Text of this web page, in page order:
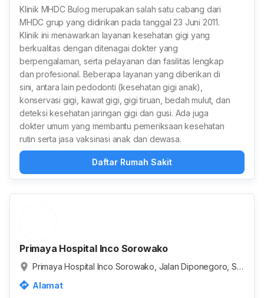
Klinik MHDC Bulog merupakan salah satu cabang dari
MHDC grup yang didirikan pada tanggal 23 Juni 2011.
Klinik ini menawarkan layanan kesehatan gigi yang
berkualitas dengan ditenagai dokter yang
berpengalaman, serta pelayanan dan fasilitas lengkap
dan profesional. Beberapa layanan yang diberikan di
sini, antara lain pedodonti (kesehatan gigi anak),
konservasi gigi, kawat gigi, gigi tiruan, bedah mulut, dan
deteksi kesehatan jaringan gigi dan gusi. Ada juga
dokter umum yang membantu pemeriksaan kesehatan
rutin serta jasa vaksinasi anak dan dewasa.
Daftar Rumah Sakit
Primaya Hospital Inco Sorowako
Primaya Hospital Inco Sorowako, Jalan Diponegoro, So
Alamat